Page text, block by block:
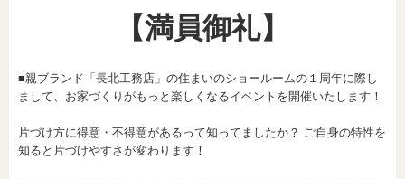
【満員御礼】
■親ブランド「長北工務店」の住まいのショールームの１周年に際し
まして、お家づくりがもっと楽しくなるイベントを開催いたします！
片づけ方に得意・不得意があるって知ってましたか？ ご自身の特性を
知ると片づけやすさが変わります！